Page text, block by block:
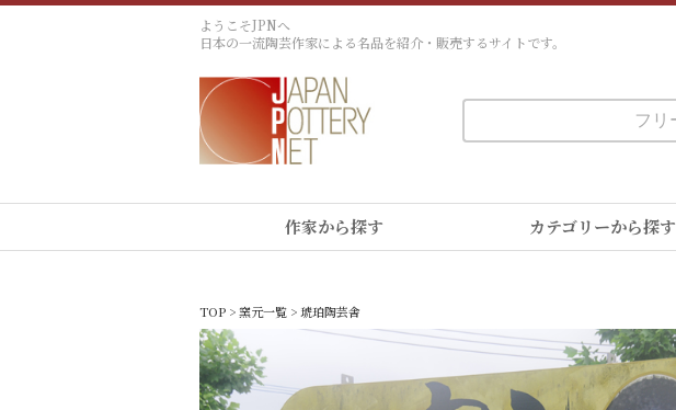
ようこそJPNへ
日本の一流陶芸作家による名品を紹介・販売するサイトです。
作家から探す カテゴリーから探す
TOP >窯元一覧 > 琥珀陶芸舎